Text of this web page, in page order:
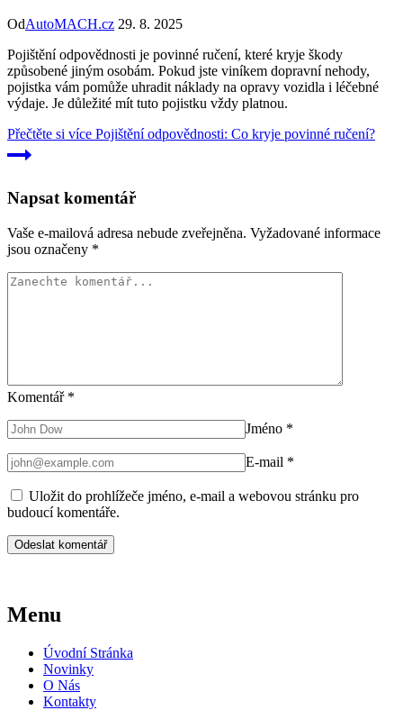
OdAutoMACH.cz 29. 8. 2025
Pojištění odpovědnosti je povinné ručení, které kryje škody
způsobené jiným osobám. Pokud jste viníkem dopravní nehody,
pojistka vám pomůže uhradit náklady na opravy vozidla i léčebné
výdaje. Je důležité mít tuto pojistku vždy platnou.
Přečtěte si více Pojištění odpovědnosti: Co kryje povinné ručení?
Napsat komentář
Vaše e-mailová adresa nebude zveřejněna. Vyžadované informace
jsou označeny *
Komentář *
Jméno *
E-mail *
Uložit do prohlížeče jméno, e-mail a webovou stránku pro
budoucí komentáře.
Menu
Úvodní Stránka
Novinky
O Nás
Kontakty